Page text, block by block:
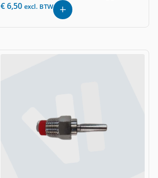
€6,50 excl. BTW